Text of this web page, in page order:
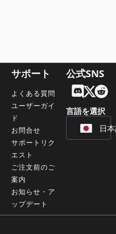
サポート
よくある質問
ユーザーガイ
ド
お問合せ
サポートリク
エスト
ご注文前のご
案内
お知らせ・ア
ップデート
公式SNS
言語を選択
日